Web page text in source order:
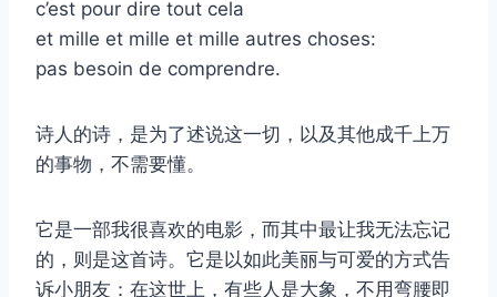
c’est pour dire tout cela
et mille et mille et mille autres choses:
pas besoin de comprendre.
诗人的诗，是为了述说这一切，以及其他成千上万
的事物，不需要懂。
它是一部我很喜欢的电影，而其中最让我无法忘记
的，则是这首诗。它是以如此美丽与可爱的方式告
诉小朋友：在这世上，有些人是大象，不用弯腰即